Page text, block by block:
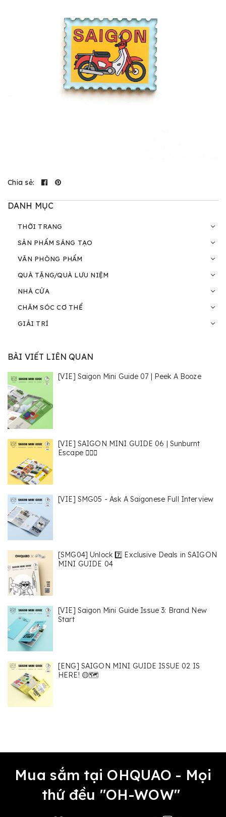
Chia sẻ:
DANH MỤC
THỜI TRANG
SẢN PHẨM SÁNG TẠO
VĂN PHÒNG PHẨM
QUÀ TẶNG/QUÀ LƯU NIỆM
NHÀ CỬA
CHĂM SÓC CƠ THỂ
GIẢI TRÍ
BÀI VIẾT LIÊN QUAN
[VIE] Saigon Mini Guide 07 | Peek A Booze
[VIE] SAIGON MINI GUIDE 06 | Sunburnt
Escape 🏄🏻‍♀️
[VIE] SMG05 - Ask A Saigonese Full Interview
[SMG04] Unlock 7️⃣ Exclusive Deals in SAIGON
MINI GUIDE 04
[VIE] Saigon Mini Guide Issue 3: Brand New
Start
[ENG] SAIGON MINI GUIDE ISSUE 02 IS
HERE! 🟡🗺
Mua sắm tại OHQUAO - Mọi
thứ đều "OH-WOW"